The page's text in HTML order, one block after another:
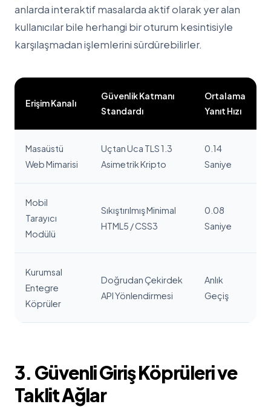
anlarda interaktif masalarda aktif olarak yer alan
kullanıcılar bile herhangi bir oturum kesintisiyle
karşılaşmadan işlemlerini sürdürebilirler.
Erişim Kanalı
Güvenlik Katmanı
Standardı
Ortalama
Yanıt Hızı
Masaüstü
Web Mimarisi
Uçtan Uca TLS 1.3
Asimetrik Kripto
0.14
Saniye
Mobil
Tarayıcı
Modülü
Sıkıştırılmış Minimal
HTML5 / CSS3
0.08
Saniye
Kurumsal
Entegre
Köprüler
Doğrudan Çekirdek
API Yönlendirmesi
Anlık
Geçiş
3. Güvenli Giriş Köprüleri ve
Taklit Ağlar